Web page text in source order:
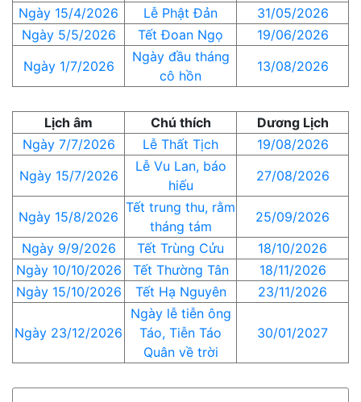
Ngày 15/4/2026
Lễ Phật Đản
31/05/2026
Ngày 5/5/2026
Tết Đoan Ngọ
19/06/2026
Ngày 1/7/2026
Ngày đầu tháng
cô hồn
13/08/2026
Lịch âm Chú thích
Dương Lịch
Ngày 7/7/2026
Lễ Thất Tịch
19/08/2026
Ngày 15/7/2026
Lễ Vu Lan, báo
hiếu
27/08/2026
Ngày 15/8/2026
Tết trung thu, rằm
tháng tám
25/09/2026
Ngày 9/9/2026
Tết Trùng Cửu
18/10/2026
Ngày 10/10/2026
Tết Thường Tân
18/11/2026
Ngày 15/10/2026
Tết Hạ Nguyên 23/11/2026
Ngày 23/12/2026
Ngày lễ tiễn ông
Táo, Tiễn Táo
Quân về trời
30/01/2027